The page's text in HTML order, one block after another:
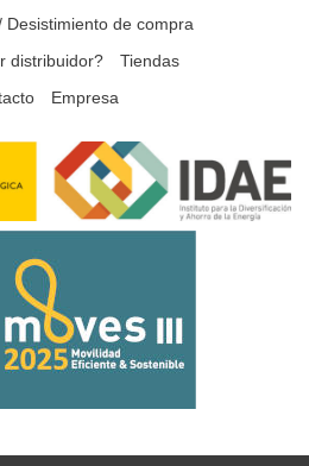
Desistimiento de compra
distribuidor?
Tiendas
Empresa